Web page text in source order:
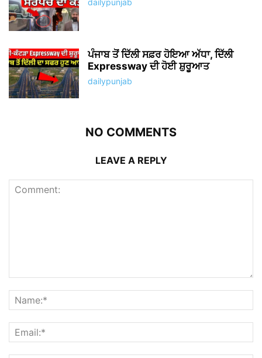
dailypunjab
ਪੰਜਾਬ ਤੋਂ ਦਿੱਲੀ ਸਫ਼ਰ ਹੋਇਆ ਅੱਧਾ, ਦਿੱਲੀ
Expressway ਦੀ ਹੋਈ ਸ਼ੁਰੂਆਤ
dailypunjab
NO COMMENTS
LEAVE A REPLY